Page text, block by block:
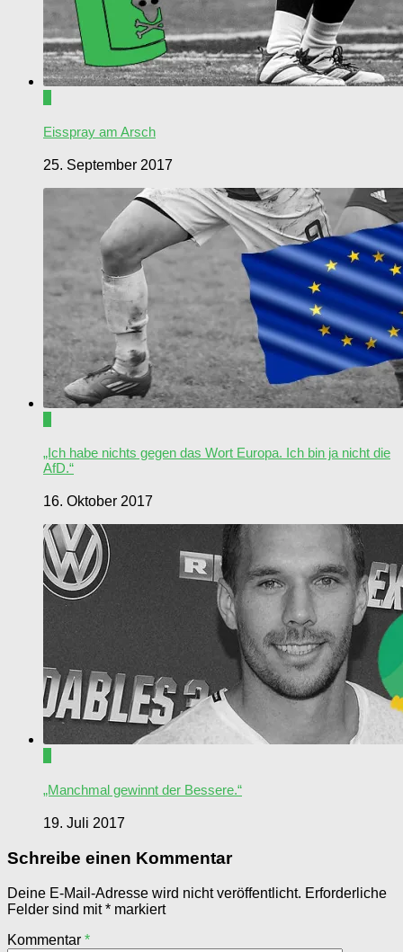
Eisspray am Arsch
25. September 2017
„Ich habe nichts gegen das Wort Europa. Ich bin ja nicht die
AfD.“
16. Oktober 2017
„Manchmal gewinnt der Bessere.“
19. Juli 2017
Schreibe einen Kommentar
Deine E-Mail-Adresse wird nicht veröffentlicht. Erforderliche
Felder sind mit* markiert
Kommentar *